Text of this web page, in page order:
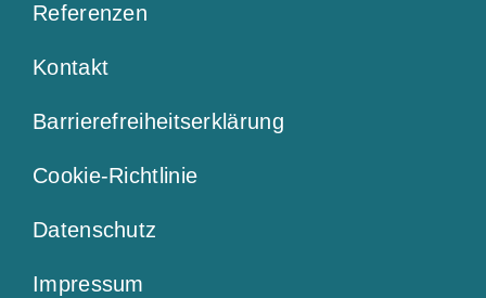
Referenzen
Kontakt
Barrierefreiheitserklärung
Cookie-Richtlinie
Datenschutz
Impressum